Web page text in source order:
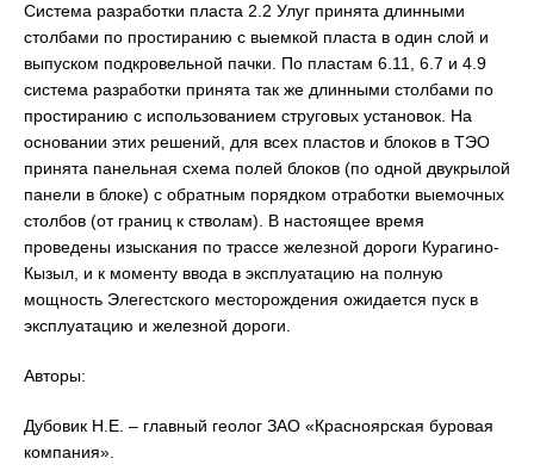
Система разработки пласта 2.2 Улуг принята длинными
столбами по простиранию с выемкой пласта в один слой и
выпуском подкровельной пачки. По пластам 6.11, 6.7 и 4.9
система разработки принята так же длинными столбами по
простиранию с использованием струговых установок. На
основании этих решений, для всех пластов и блоков в ТЭО
принята панельная схема полей блоков (по одной двукрылой
панели в блоке) с обратным порядком отработки выемочных
столбов (от границ к стволам). В настоящее время
проведены изыскания по трассе железной дороги Курагино-
Кызыл, и к моменту ввода в эксплуатацию на полную
мощность Элегестского месторождения ожидается пуск в
эксплуатацию и железной дороги.
Авторы:
Дубовик Н.Е. – главный геолог ЗАО «Красноярская буровая
компания».